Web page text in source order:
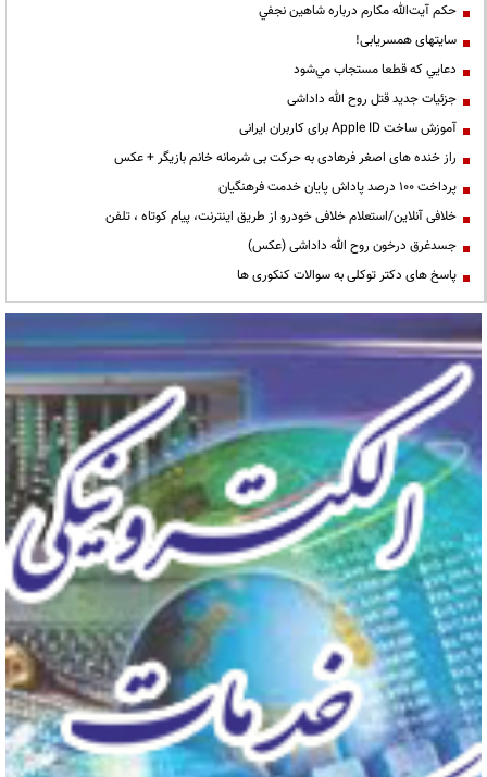
حكم آيت‌الله مكارم درباره شاهين نجفي
سایتهای همسریابی!
دعايي كه قطعا مستجاب مي‌شود
جزئیات جدید قتل روح الله داداشی
آموزش ساخت Apple ID برای کاربران ایرانی
راز خنده های اصغر فرهادی به حرکت بی شرمانه خانم بازیگر + عکس
پرداخت ۱۰۰ درصد پاداش پایان خدمت فرهنگیان
خلافی آنلاین/استعلام خلافی خودرو از طریق اینترنت، پیام کوتاه ، تلفن
جسدغرق درخون روح الله داداشی (عکس)
پاسخ های دکتر توکلی به سوالات کنکوری ها